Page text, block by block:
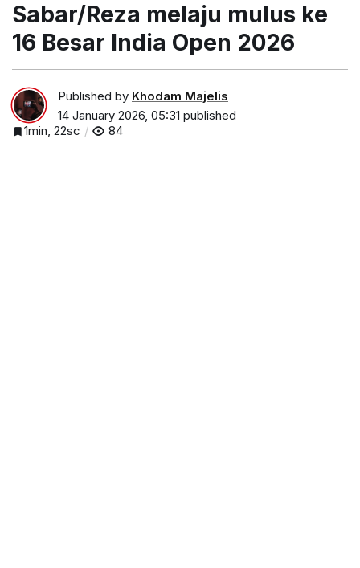
mulus ke
16 Besar
India
Open
Sabar/Reza melaju mulus ke
16 Besar India Open 2026
Published by Khodam Majelis
14 January 2026, 05:31 published
1min, 22sc
84